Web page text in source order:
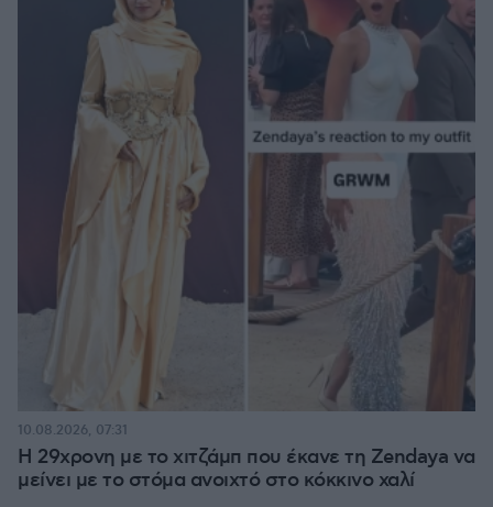
Η 29χρονη με το χιτζάμπ που έκανε τη Zendaya να
μείνει με το στόμα ανοιχτό στο κόκκινο χαλί
10.08.2026, 07:31